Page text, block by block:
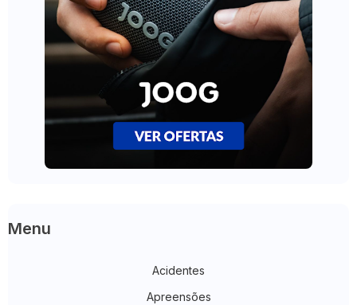
Menu
Acidentes
Apreensões